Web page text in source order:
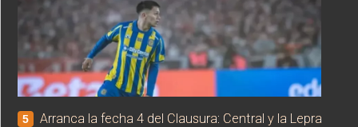
5
Arranca la fecha 4 del Clausura: Central y la Lepra